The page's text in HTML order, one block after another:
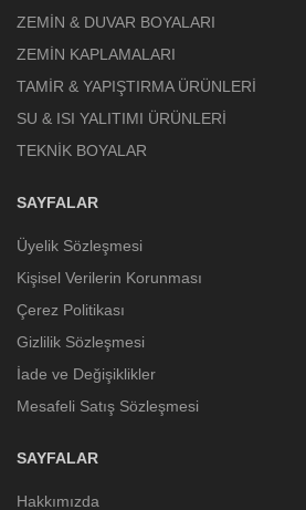
ZEMİN & DUVAR BOYALARI
ZEMİN KAPLAMALARI
TAMİR & YAPIŞTIRMA ÜRÜNLERİ
SU & ISI YALITIMI ÜRÜNLERİ
TEKNİK BOYALAR
SAYFALAR
Üyelik Sözleşmesi
Kişisel Verilerin Korunması
Çerez Politikası
Gizlilik Sözleşmesi
İade ve Değişiklikler
Mesafeli Satış Sözleşmesi
SAYFALAR
Hakkımızda